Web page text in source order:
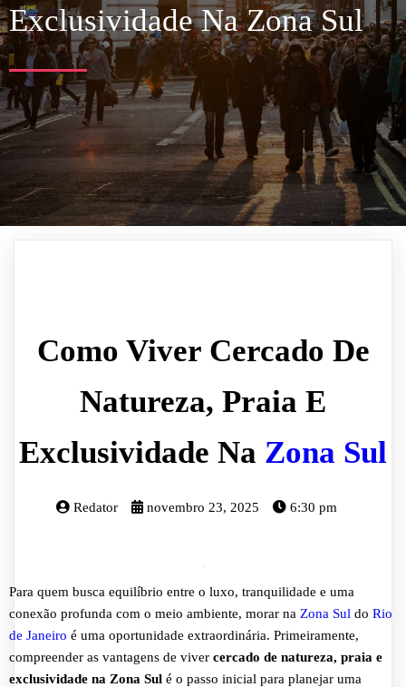
Exclusividade NaZona Sul
Como Viver Cercado De
Natureza, Praia E
Exclusividade Na Zona Sul
Redator novembro 23, 2025 6:30 pm
Para quem busca equilíbrio entre o luxo, tranquilidade e uma
conexão profunda com o meio ambiente, morar na Zona Sul do Rio
de Janeiro é uma oportunidade extraordinária. Primeiramente,
compreender as vantagens de viver cercado de natureza, praia e
exclusividade na Zona Sul é o passo inicial para planejar uma